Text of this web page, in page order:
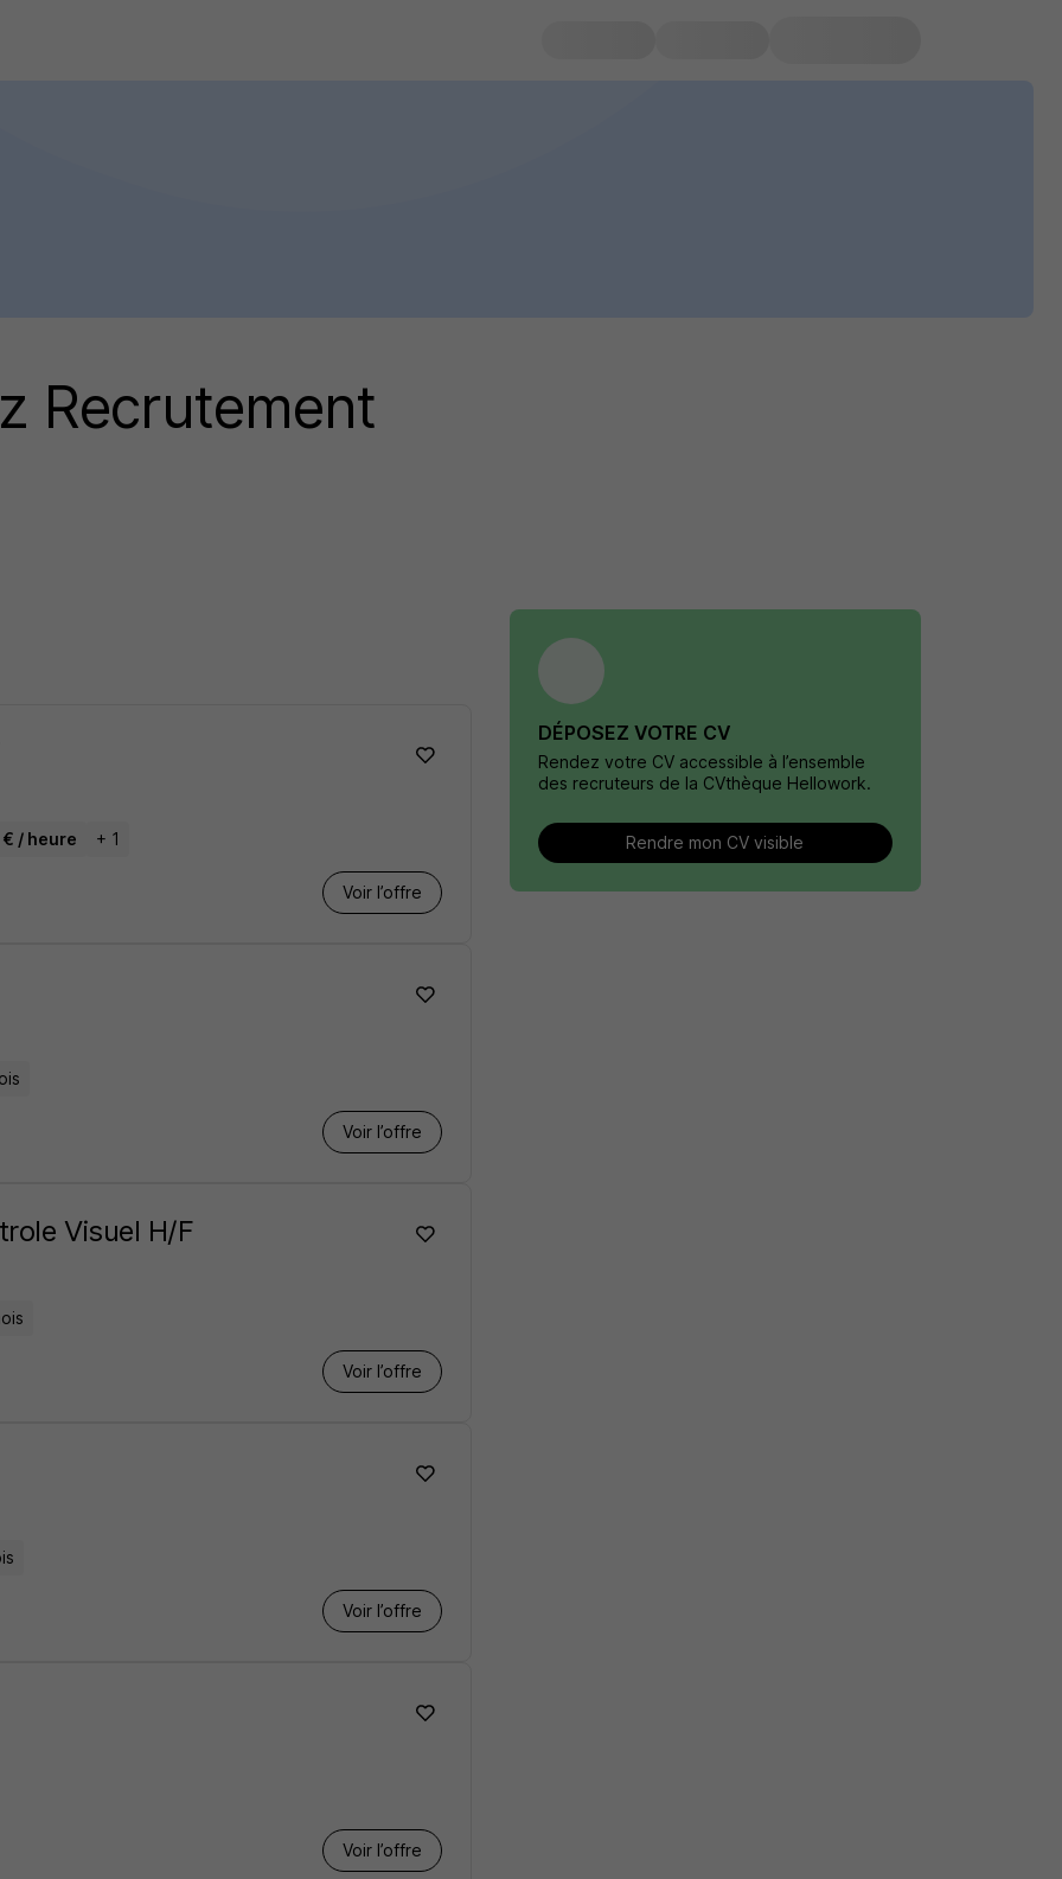
Recrutement
/ heure + 1
Voir l’offre
Voir l’offre
Visuel H/F
Voir l’offre
Voir l’offre
Voir l’offre
DÉPOSEZ VOTRE CV
Rendez votre CV accessible à l’ensemble
des recruteurs de la CVthèque Hellowork.
Rendre mon CV visible